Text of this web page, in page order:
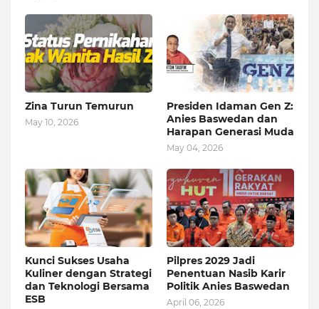
Zina Turun Temurun
May 10, 2026
Presiden Idaman Gen Z:
Anies Baswedan dan
Harapan Generasi Muda
May 04, 2026
Kunci Sukses Usaha
Kuliner dengan Strategi
dan Teknologi Bersama
ESB
Pilpres 2029 Jadi
Penentuan Nasib Karir
Politik Anies Baswedan
April 06, 2026